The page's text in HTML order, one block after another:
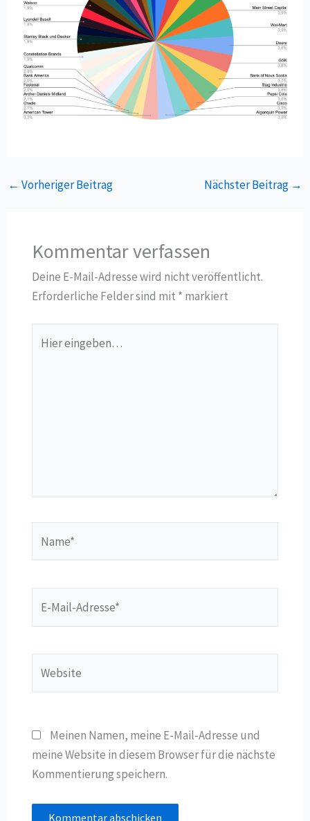
← Vorheriger Beitrag Nächster Beitrag →
Kommentar verfassen
Deine E-Mail-Adresse wird nicht veröffentlicht.
Erforderliche Felder sind mit * markiert
eingeben…
Mail-
Meinen Namen, meine E-Mail-Adresse und
meine Website in diesem Browser für die nächste
Kommentierung speichern.